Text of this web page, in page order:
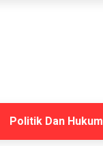
Politik Dan Hukum